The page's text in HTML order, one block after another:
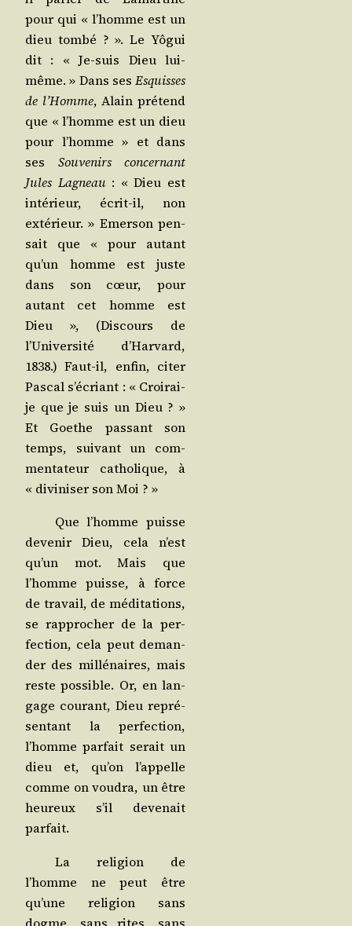
pour qui « l’homme est un
dieu tom­bé ? ». Le Yôgui
dit : « Je-suis Dieu lui-
même. » Dans ses Esquisses
de l’Homme, Alain pré­tend
que « l’homme est un dieu
pour l’homme » et dans
ses Sou­ve­nirs concer­nant
Jules Lagneau: « Dieu est
inté­rieur, écrit-il, non
exté­rieur. » Emer­son pen­
sait que « pour autant
qu’un homme est juste
dans son cœur, pour
autant cet homme est
Dieu », (Dis­cours de
l’Université d’Harvard,
1838.) Faut-il, enfin, citer
Pas­cal s’écriant : « Croi­rai-
je que je suis un Dieu ? »
Et Goethe pas­sant son
temps, sui­vant un com­
men­ta­teur catho­lique, à
« divi­ni­ser son Moi ? »
Que l’homme puisse
deve­nir Dieu, cela n’est
qu’un mot. Mais que
l’homme puisse, à force
de tra­vail, de médi­ta­tions,
se rap­pro­cher de la per­
fec­tion, cela peut deman­
der des mil­lé­naires, mais
reste pos­sible. Or, en lan­
gage cou­rant, Dieu repré­
sen­tant la per­fec­tion,
l’homme par­fait serait un
dieu et, qu’on l’appelle
comme on vou­dra, un être
heu­reux s’il deve­nait
parfait.
La reli­gion de
l’homme ne peut être
qu’une reli­gion sans